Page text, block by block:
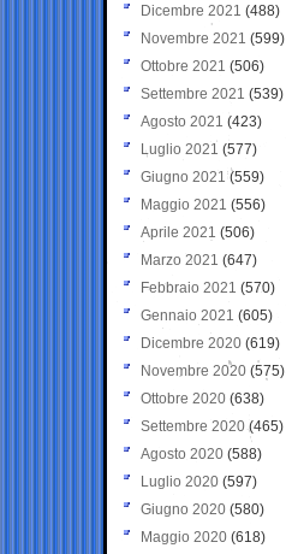
Dicembre 2021 (488)
Novembre 2021 (599)
Ottobre 2021 (506)
Settembre 2021 (539)
Agosto 2021 (423)
Luglio 2021 (577)
Giugno 2021(559)
Maggio 2021 (556)
Aprile 2021 (506)
Marzo 2021 (647)
Febbraio 2021 (570)
Gennaio 2021 (605)
Dicembre 2020 (619)
Novembre 2020 (575)
Ottobre 2020 (638)
Settembre 2020(465)
Agosto 2020 (588)
Luglio 2020 (597)
Giugno 2020 (580)
Maggio 2020 (618)